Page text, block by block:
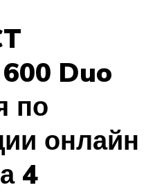
Duo
по
онлайн
4